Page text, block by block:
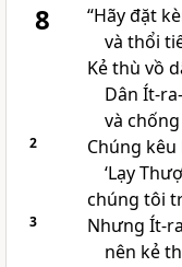
8
“Hãy đặt
và thổi
Kẻ thù vồ
Dân Ít-
và
2
Chúng kêu
‘Lạy
chúng tôi
3
Nhưng Ít-
nên kẻ